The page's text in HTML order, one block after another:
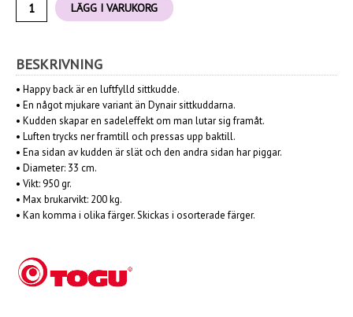
LÄGG I VARUKORG
BESKRIVNING
• Happy back är en luftfylld sittkudde.
• En något mjukare variant än Dynair sittkuddarna.
• Kudden skapar en sadeleffekt om man lutar sig framåt.
• Luften trycks ner framtill och pressas upp baktill.
• Ena sidan av kudden är slät och den andra sidan har piggar.
• Diameter: 33 cm.
• Vikt: 950 gr.
• Max brukarvikt: 200 kg.
• Kan komma i olika färger. Skickas i osorterade färger.